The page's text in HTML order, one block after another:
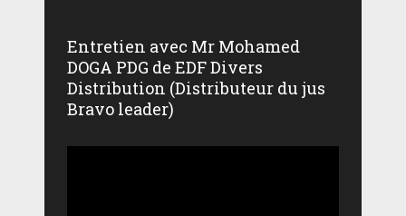
Entretien avec Mr Mohamed
DOGA PDG de EDF Divers
Distribution (Distributeur du jus
Bravo leader)